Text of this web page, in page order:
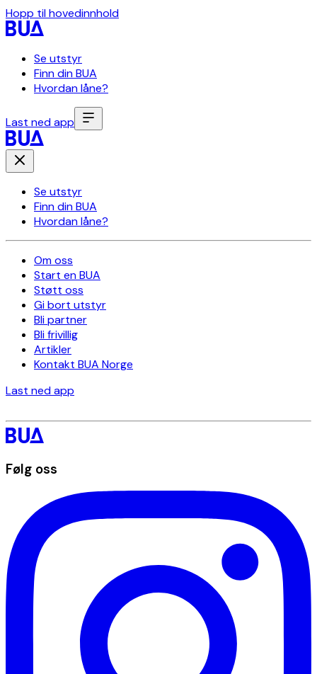
Hopp til hovedinnhold
Se utstyr
Finn din BUA
Hvordan låne?
Last ned app
Se utstyr
Finn din BUA
Hvordan låne?
Om oss
Start en BUA
Støtt oss
Gi bort utstyr
Bli partner
Bli frivillig
Artikler
Kontakt BUA Norge
Last ned app
Følg oss